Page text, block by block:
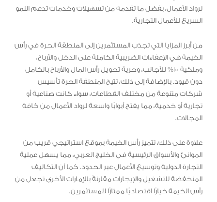
لرواد الأعمال، بفضل ما تقدمه من تسهيلات وخدمات تدعم النمو
السريع للأعمال التجارية.
من أبرز المزايا التي تجذب المستثمرين إلى المنطقة الحرة في رأس
الخيمة هي الإعفاءات الضريبية الكاملة على الدخل والأرباح،
وملكية 100% للأجانب، وحرية تحويل رأس المال والأرباح بالكامل
دون قيود. بالإضافة إلى ذلك، تتيح المنطقة الحرة تأسيس
شركات متنوعة من مختلف القطاعات، سواء كانت صناعية أو
تجارية أو خدمية، مما يفتح أبوابًا واسعة لرواد الأعمال من كافة
المجالات.
علاوة على ذلك، تتميز رأس الخيمة بموقع استراتيجي قريب من
الموانئ والأسواق الرئيسية في الخليج العربي، مما يسهل عملية
التجارة الدولية وتوسيع الأعمال عبر الحدود. كما أن التكاليف
المنخفضة للتشغيل والإيجارات مقارنةً بالإمارات الأخرى تجعل من
رأس الخيمة خيارًا اقتصاديًا ممتازًا للمستثمرين.